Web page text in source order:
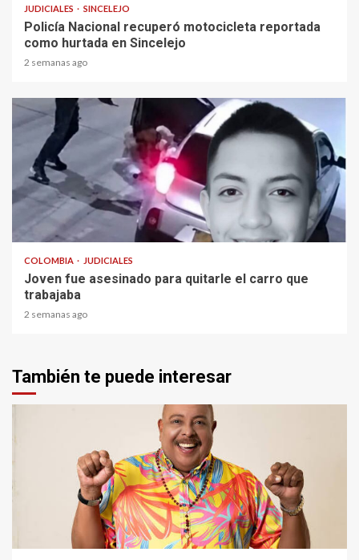
JUDICIALES SINCELEJO
Policía Nacional recuperó motocicleta reportada
como hurtada en Sincelejo
2 semanas ago
2 min read
COLOMBIA JUDICIALES
Joven fue asesinado para quitarle el carro que
trabajaba
2 semanas ago
También te puede interesar
3 min read